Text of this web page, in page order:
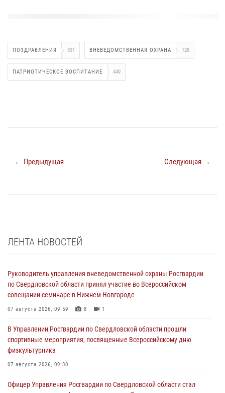
ПОЗДРАВЛЕНИЯ 331 ВНЕВЕДОМСТВЕННАЯ ОХРАНА 728
ПАТРИОТИЧЕСКОЕ ВОСПИТАНИЕ 449
← Предыдущая Следующая →
ЛЕНТА НОВОСТЕЙ
Руководитель управления вневедомственной охраны Росгвардии
по Свердловской области принял участие во Всероссийском
совещании-семинаре в Нижнем Новгороде
07 августа 2026, 09:59 8 1
В Управлении Росгвардии по Свердловской области прошли
спортивные мероприятия, посвященные Всероссийскому дню
физкультурника
07 августа 2026, 09:30
Офицер Управления Росгвардии по Свердловской области стал